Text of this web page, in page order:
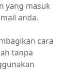
yang masuk
anda.
cara
tanpa